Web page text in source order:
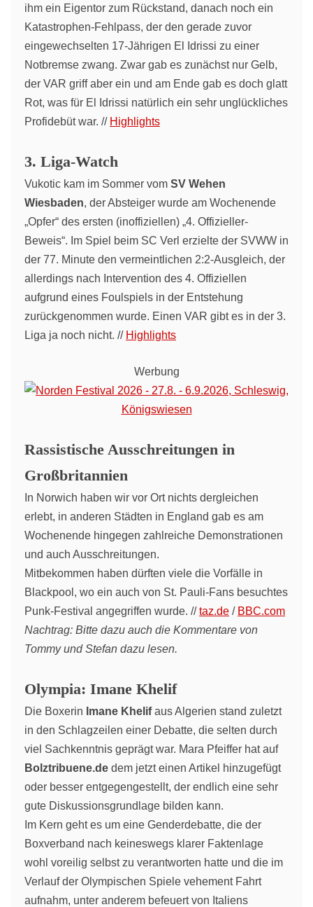
ihm ein Eigentor zum Rückstand, danach noch ein
Katastrophen-Fehlpass, der den gerade zuvor
eingewechselten 17-Jährigen El Idrissi zu einer
Notbremse zwang. Zwar gab es zunächst nur Gelb,
der VAR griff aber ein und am Ende gab es doch glatt
Rot, was für El Idrissi natürlich ein sehr unglückliches
Profidebüt war. // Highlights
3. Liga-Watch
Vukotic kam im Sommer vom SV Wehen
Wiesbaden, der Absteiger wurde am Wochenende
„Opfer“ des ersten (inoffiziellen) „4. Offizieller-
Beweis“. Im Spiel beim SC Verl erzielte der SVWW in
der 77. Minute den vermeintlichen 2:2-Ausgleich, der
allerdings nach Intervention des 4. Offiziellen
aufgrund eines Foulspiels in der Entstehung
zurückgenommen wurde. Einen VAR gibt es in der 3.
Liga ja noch nicht. // Highlights
Werbung
Rassistische Ausschreitungen in
Großbritannien
In Norwich haben wir vor Ort nichts dergleichen
erlebt, in anderen Städten in England gab es am
Wochenende hingegen zahlreiche Demonstrationen
und auch Ausschreitungen.
Mitbekommen haben dürften viele die Vorfälle in
Blackpool, wo ein auch von St. Pauli-Fans besuchtes
Punk-Festival angegriffen wurde. //taz.de / BBC.com
Nachtrag: Bitte dazu auch die Kommentare von
Tommy und Stefan dazu lesen.
Olympia: Imane Khelif
Die Boxerin Imane Khelifaus Algerien stand zuletzt
in den Schlagzeilen einer Debatte, die selten durch
viel Sachkenntnis geprägt war. Mara Pfeiffer hat auf
Bolztribuene.de dem jetzt einen Artikel hinzugefügt
oder besser entgegengestellt, der endlich eine sehr
gute Diskussionsgrundlage bilden kann.
Im Kern geht es um eine Genderdebatte, die der
Boxverband nach keineswegs klarer Faktenlage
wohl voreilig selbst zu verantworten hatte und die im
Verlauf der Olympischen Spiele vehement Fahrt
aufnahm, unter anderem befeuert von Italiens